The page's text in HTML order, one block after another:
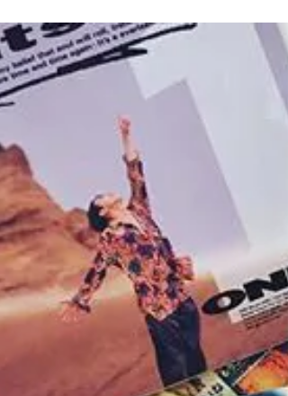
がギュッと詰まったアルバムになりま...